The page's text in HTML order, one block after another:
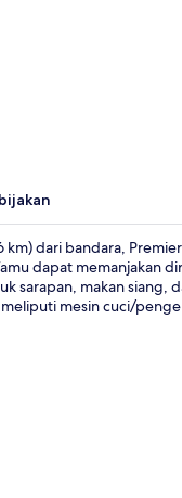
km) dari bandara,
dapat memanjakan
sarapan, makan
mesin cuci/